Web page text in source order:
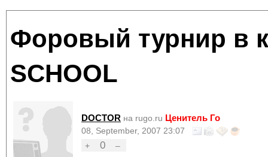
Форовый турнир в
SCHOOL
DOCTOR на rugo.ru Ценитель Го
08, September, 2007 23:07
+
0 –